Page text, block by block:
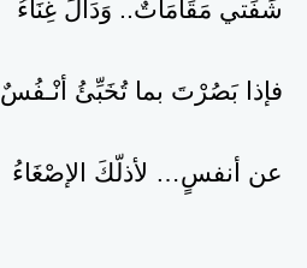
شَفَتي مَقَامَاتٌ.. وَدَالَ غِنَاءُ
فإذا بَصُرْتَ بما تُخَبِّئُ أنْـفُسٌ
عن أنفسٍ… لأذلّكَ الإصْغَاءُ